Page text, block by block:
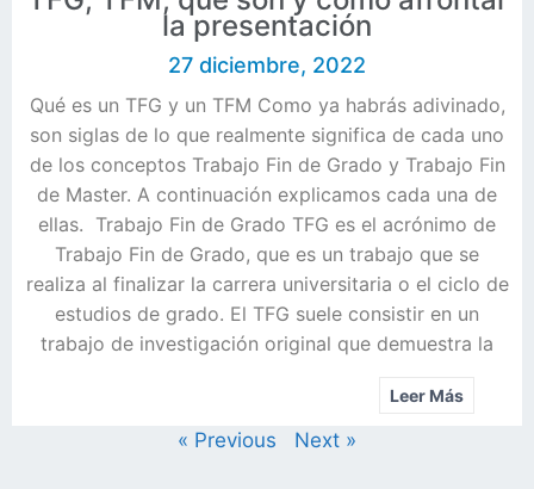
la presentación
27 diciembre, 2022
Qué es un TFG y un TFM Como ya habrás adivinado,
son siglas de lo que realmente significa de cada uno
de los conceptos Trabajo Fin de Grado y Trabajo Fin
de Master. A continuación explicamos cada una de
ellas. Trabajo Fin de Grado TFG es el acrónimo de
Trabajo Fin de Grado, que es un trabajo que se
realiza al finalizar la carrera universitaria o el ciclo de
estudios de grado. El TFG suele consistir en un
trabajo de investigación original que demuestra la
Leer Más
« Previous Next »